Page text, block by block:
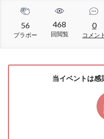
56
ブラボー
468
回閲覧
0
コメント
当イベントは感